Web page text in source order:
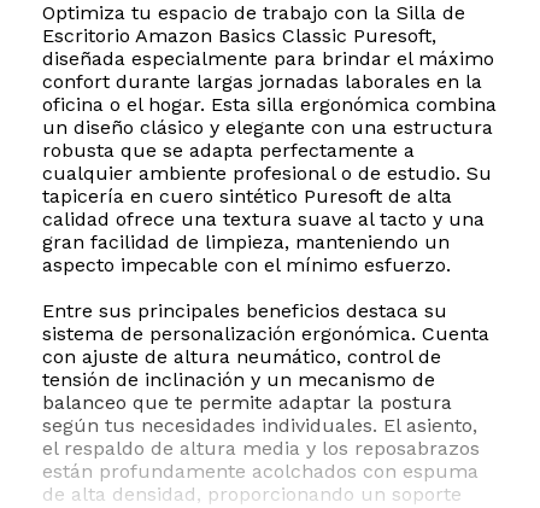
Optimiza tu espacio de trabajo con la Silla de
Escritorio Amazon Basics Classic Puresoft,
diseñada especialmente para brindar el máximo
confort durante largas jornadas laborales en la
oficina o el hogar. Esta silla ergonómica combina
un diseño clásico y elegante con una estructura
robusta que se adapta perfectamente a
cualquier ambiente profesional o de estudio. Su
tapicería en cuero sintético Puresoft de alta
calidad ofrece una textura suave al tacto y una
gran facilidad de limpieza, manteniendo un
aspecto impecable con el mínimo esfuerzo.
Entre sus principales beneficios destaca su
sistema de personalización ergonómica. Cuenta
con ajuste de altura neumático, control de
tensión de inclinación y un mecanismo de
balanceo que te permite adaptar la postura
según tus necesidades individuales. El asiento,
el respaldo de altura media y los reposabrazos
están profundamente acolchados con espuma
de alta densidad, proporcionando un soporte